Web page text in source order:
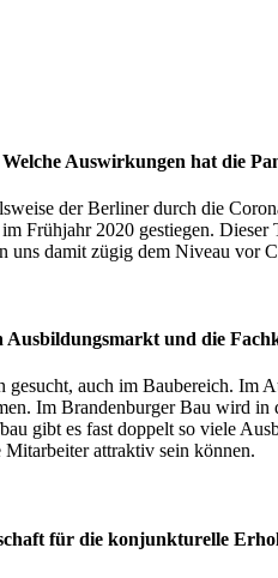
Auswirkungen hat die
der Berliner durch die
Frühjahr 2020 gestiegen.
damit zügig dem Niveau vor
und die
auch im Baubereich.
Im Brandenburger Bau wird
gibt es fast doppelt so viele
attraktiv sein können.
für die konjunkturelle